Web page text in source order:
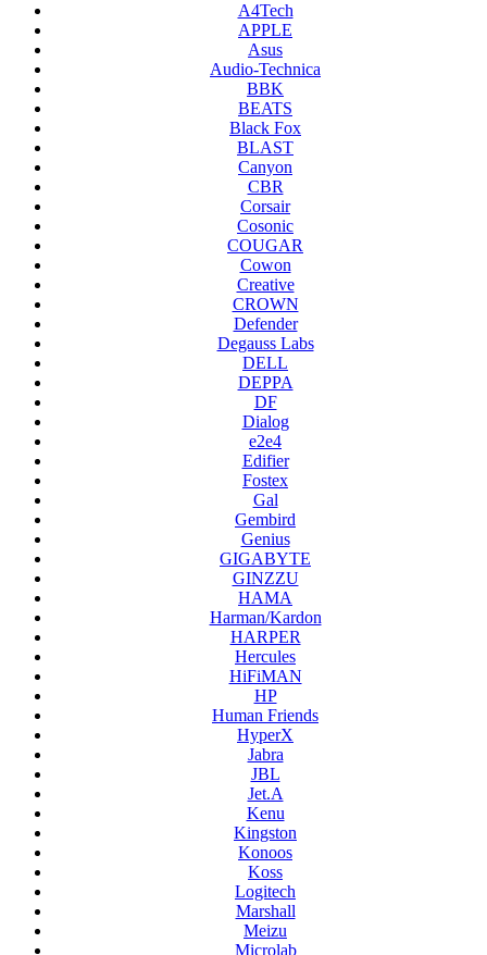
A4Tech
APPLE
Asus
Audio-Technica
BBK
BEATS
Black Fox
BLAST
Canyon
CBR
Corsair
Cosonic
COUGAR
Cowon
Creative
CROWN
Defender
Degauss Labs
DELL
DEPPA
DF
Dialog
e2e4
Edifier
Fostex
Gal
Gembird
Genius
GIGABYTE
GINZZU
HAMA
Harman/Kardon
HARPER
Hercules
HiFiMAN
HP
Human Friends
HyperX
Jabra
JBL
Jet.A
Kenu
Kingston
Konoos
Koss
Logitech
Marshall
Meizu
Microlab